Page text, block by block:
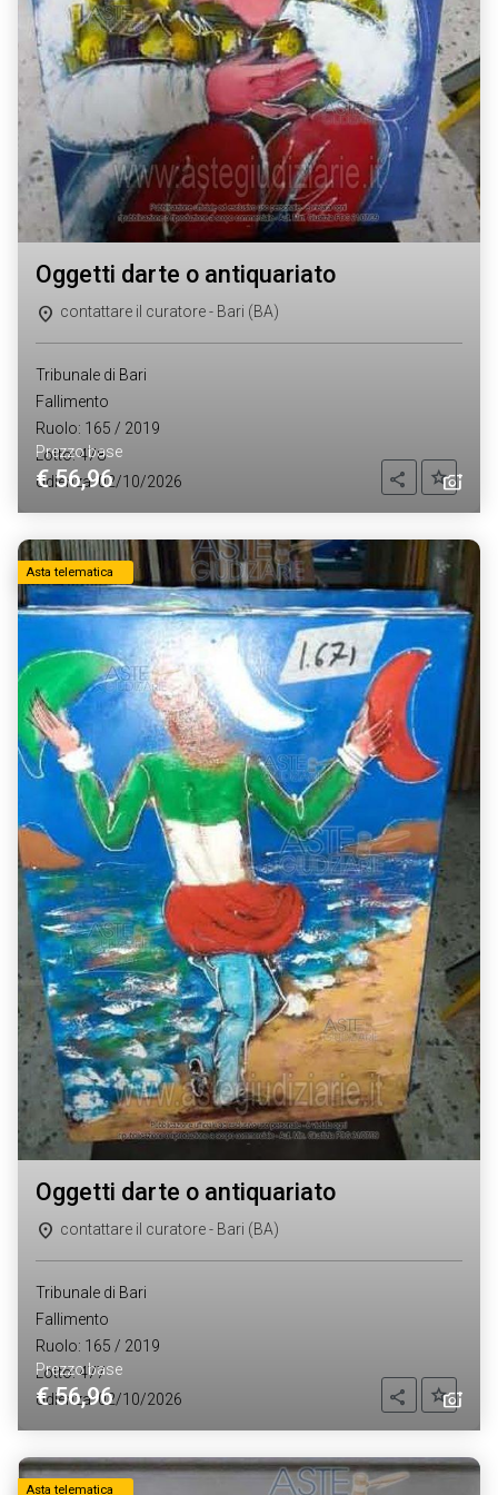
Prezzo base
€ 56,96
oggetti darte o antiquariato
contattare il curatore - Bari (BA)
Tribunale di Bari
Fallimento
Ruolo: 165 / 2019
Lotto: 478
Udienza: 02/10/2026
Condividi
Asta telematica
Prezzo base
€ 56,96
oggetti darte o antiquariato
contattare il curatore - Bari (BA)
Tribunale di Bari
Fallimento
Ruolo: 165 / 2019
Lotto: 477
Udienza: 02/10/2026
Condividi
Asta telematica